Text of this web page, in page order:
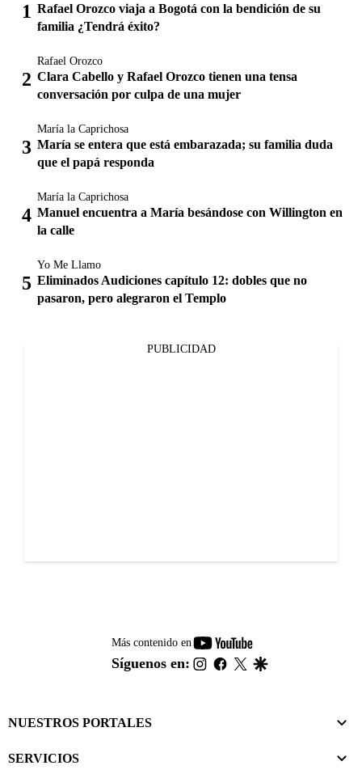
Rafael Orozco viaja a Bogotá con la bendición de su
familia ¿Tendrá éxito?
Rafael Orozco
Clara Cabello y Rafael Orozco tienen una tensa
conversación por culpa de una mujer
María la Caprichosa
María se entera que está embarazada; su familia duda
que el papá responda
María la Caprichosa
Manuel encuentra a María besándose con Willington en
la calle
Yo Me Llamo
Eliminados Audiciones capítulo 12: dobles que no
pasaron, pero alegraron el Templo
PUBLICIDAD
Más contenido en
youtube-
footer
Síguenos en: instagram
facebook
twitter
NUESTROS PORTALES
SERVICIOS